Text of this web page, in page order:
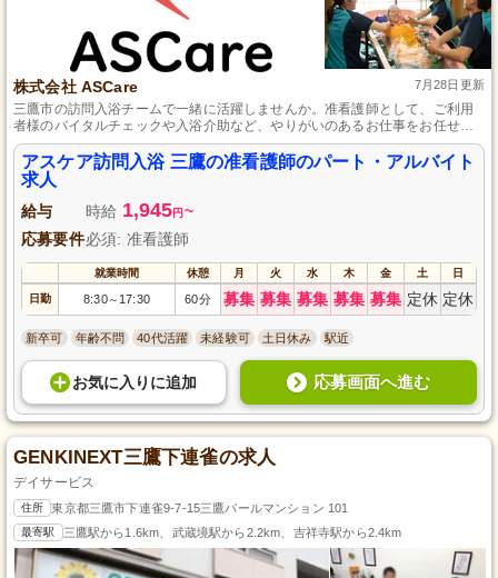
株式会社 ASCare 7月28日更新
三鷹市の訪問入浴チームで一緒に活躍しませんか。准看護師として、ご利用
者様のバイタルチェックや入浴介助など、やりがいのあるお仕事をお任せし
ます。初心者でも安心してスタートできるよう、豊富な研修と温かいサポー
ト体制が整っています。職員同士の仲の良さと、何でも相談しやすい環境も
魅力です。
アスケア訪問入浴 三鷹の准看護師のパート・アルバイト
求人
給与 時給 1,945円 ~
応募要件必須: 准看護師
就業時間 休憩 月 火 水 木 金 土 日
日勤 8:30～ 17:30 60分 募集 募集 募集 募集 募集 定休 定休
新卒可 年齢不問 40代活躍 未経験可 土日休み 駅近
お気に入り に追加 応募画面へ進む
GENKINEXT三鷹下連雀の求人
デイサービス
住所 東京都三鷹市下連雀9-7-15三鷹パールマンション 101
最寄駅 三鷹駅から1.6km、武蔵境駅から2.2km、吉祥寺駅から2.4km